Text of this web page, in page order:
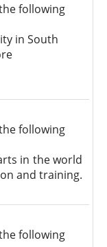
following
in South
following
in the world
and training.
following